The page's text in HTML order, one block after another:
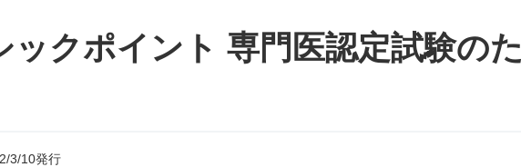
ックポイント 専門医認定試験のた
10発行